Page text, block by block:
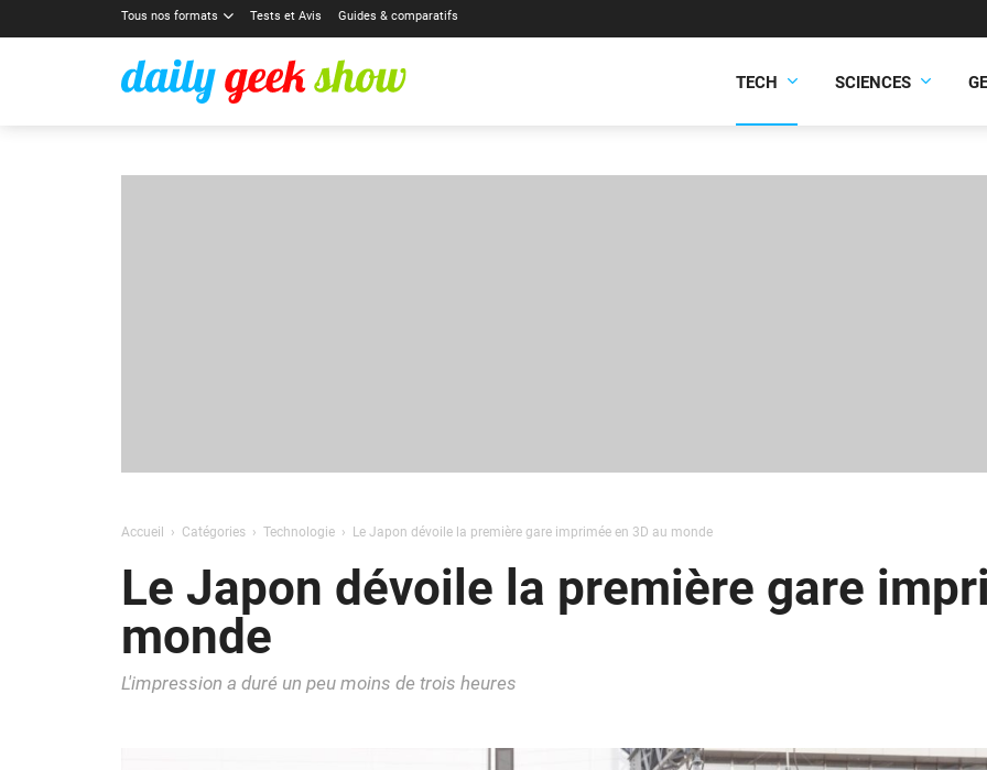
Tous nos formats Tests et Avis Guides & comparatifs
TECH SCIENCES
Accueil Catégories Technologie Le Japon dévoile la première gare imprimée en 3D au monde
Le Japon dévoile la première gare
monde
L'impression a duré un peu moins de trois heures